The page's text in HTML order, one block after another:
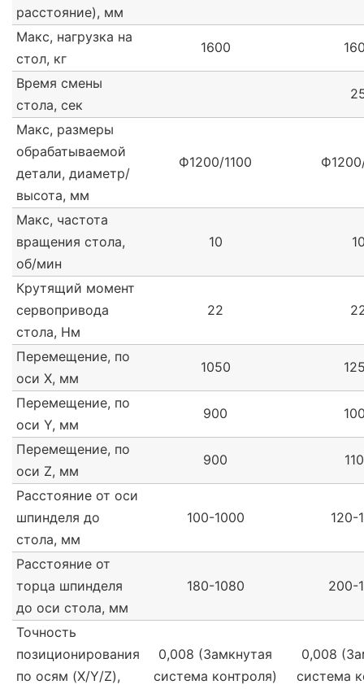
расстояние), мм
Макс, нагрузка на
стол, кг
1600
Время смены
стола, сек
Макс, размеры
обрабатываемой
детали, диаметр/
высота, мм
Ф1200/1100
Макс, частота
вращения стола,
об/мин
10
Крутящий момент
сервопривода
стола, Нм
22
Перемещение, по
оси X, мм
1050
Перемещение, по
оси Y, мм
900
Перемещение, по
оси Z, мм
900
Расстояние от оси
шпинделя до
стола, мм
100-1000 120-
Расстояние от
торца шпинделя
до оси стола, мм
180-1080 200-
Точность
позиционирования
по осям (X/Y/Z),
0,008 (Замкнутая
система контроля)
0,008
система